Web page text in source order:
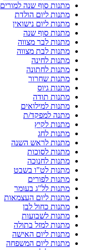
מתנות סוף שנה למורים
מתנות ליום הולדת
מתנות ליום נישואין
מתנות סוף שנה
מתנות לבר מצווה
מתנות לבת מצווה
מתנות לחינה
מתנות לחתונה
מתנות שחרור
מתנות גיוס
מתנות תודה
מתנות למילואים
מתנה למפקד/ת
מתנות לקיץ
מתנות לחג
מתנות לראש השנה
מתנות לסוכות
מתנות לחנוכה
מתנות לט"ו בשבט
מתנות לפורים
מתנות לל"ג בעומר
מתנות ליום העצמאות
מתנות כחול לבן
מתנות לשבועות
מתנות למזל בתולה
מתנות ליום האישה
מתנות ליום המשפחה